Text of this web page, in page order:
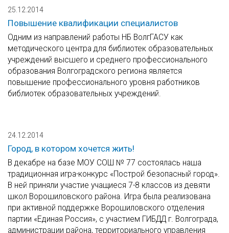
25.12.2014
Повышение квалификации специалистов
Одним из направлений работы НБ ВолгГАСУ как
методического центра для библиотек образовательных
учреждений высшего и среднего профессионального
образования Волгоградского региона является
повышение профессионального уровня работников
библиотек образовательных учреждений.
24.12.2014
Город, в котором хочется жить!
В декабре на базе МОУ СОШ № 77 состоялась наша
традиционная игра-конкурс «Построй безопасный город».
В ней приняли участие учащиеся 7-8 классов из девяти
школ Ворошиловского района. Игра была реализована
при активной поддержке Ворошиловского отделения
партии «Единая Россия», с участием ГИБДД г. Волгограда,
администрации района, территориального управления